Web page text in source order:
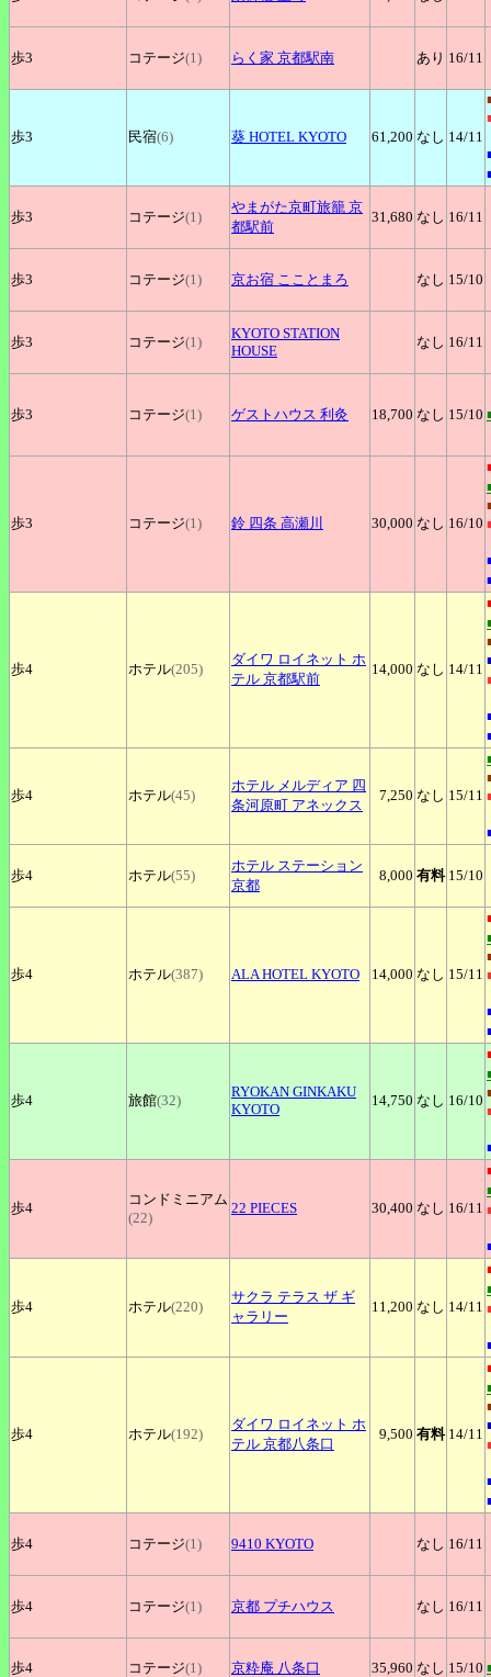
歩3 コテージ(1) らく家 京都駅南 あり 16/11
歩3 民宿(6) 葵 HOTEL KYOTO 61,200 なし 14/11
歩3 コテージ(1)
やまがた京町旅籠 京
都駅前
31,680 なし 16/11
歩3 コテージ(1) 京お宿 こことまろ なし 15/10
歩3 コテージ(1)
KYOTO STATION
HOUSE
なし 16/11
歩3 コテージ(1) ゲストハウス 利灸 18,700 なし 15/10
歩3 コテージ(1) 鈴 四条 高瀬川 30,000 なし 16/10
歩4 ホテル(205)
ダイワ ロイネット ホ
テル 京都駅前
14,000 なし 14/11
歩4 ホテル(45)
ホテル メルディア 四
条河原町 アネックス
7,250 なし 15/11
歩4 ホテル(55)
ホテル ステーション
京都
8,000 有料 15/10
歩4 ホテル(387) ALAHOTEL KYOTO 14,000 なし 15/11
歩4 旅館(32)
RYOKAN GINKAKU
KYOTO
14,750 なし 16/10
歩4
コンドミニアム
(22)
22 PIECES 30,400 なし 16/11
歩4 ホテル(220)
サクラ テラス ザ ギ
ャラリー
11,200 なし 14/11
歩4 ホテル(192)
ダイワ ロイネット ホ
テル 京都八条口
9,500 有料 14/11
歩4 コテージ(1) 9410 KYOTO なし 16/11
歩4 コテージ(1) 京都 プチハウス なし 16/11
歩4 コテージ(1) 京粋庵 八条口 35,960 なし 15/10